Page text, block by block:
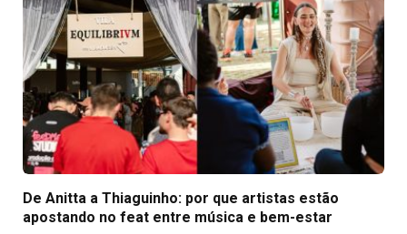
De Anitta a Thiaguinho: por que artistas estão
apostando no feat entre música e bem-estar